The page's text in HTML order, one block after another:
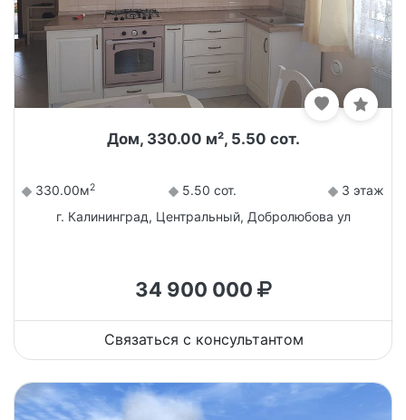
Дом, 330.00 м², 5.50 сот.
330.00м2 5.50 сот.
3 этаж
г. Калининград, Центральный, Добролюбова ул
34 900 000
Связаться с консультантом